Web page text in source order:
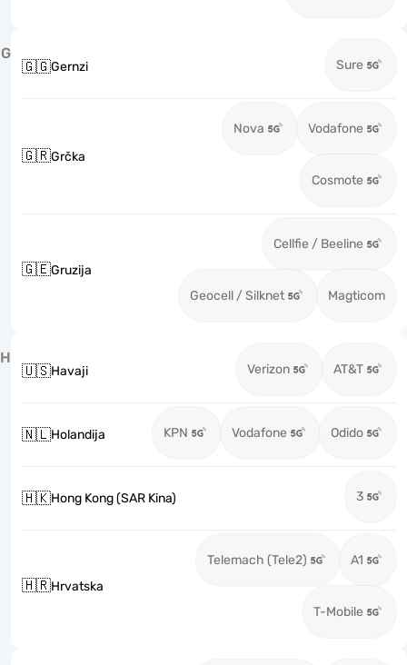
G
🇬🇬Gernzi Sure
🇬🇷Grčka
Nova Vodafone
Cosmote
🇬🇪Gruzija
Cellfie / Beeline
Geocell / Silknet Magticom
H
🇺🇸Havaji Verizon AT&T
🇳🇱Holandija KPN Vodafone Odido
🇭🇰Hong Kong (SAR Kina) 3
🇭🇷Hrvatska
Telemach (Tele2) A1
T-Mobile